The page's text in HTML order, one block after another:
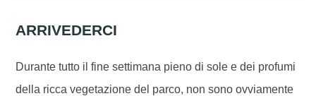
ARRIVEDERCI
Durante tutto il fine settimana pieno di sole e dei profumi
della ricca vegetazione del parco, non sono ovviamente